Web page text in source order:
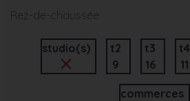
Rez-de-chaussée
studio(s)
t2
9
t3
16
t4
11
commerces